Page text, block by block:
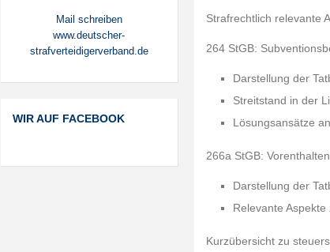
Mail schreiben
www.deutscher-
strafverteidigerverband.de
WIR AUF FACEBOOK
Strafrechtlich relevante
264 StGB:
Darstellung der
Streitstand in der
Lösungsansätze
266a StGB:
Darstellung der
Relevante
Kurzübersicht zu